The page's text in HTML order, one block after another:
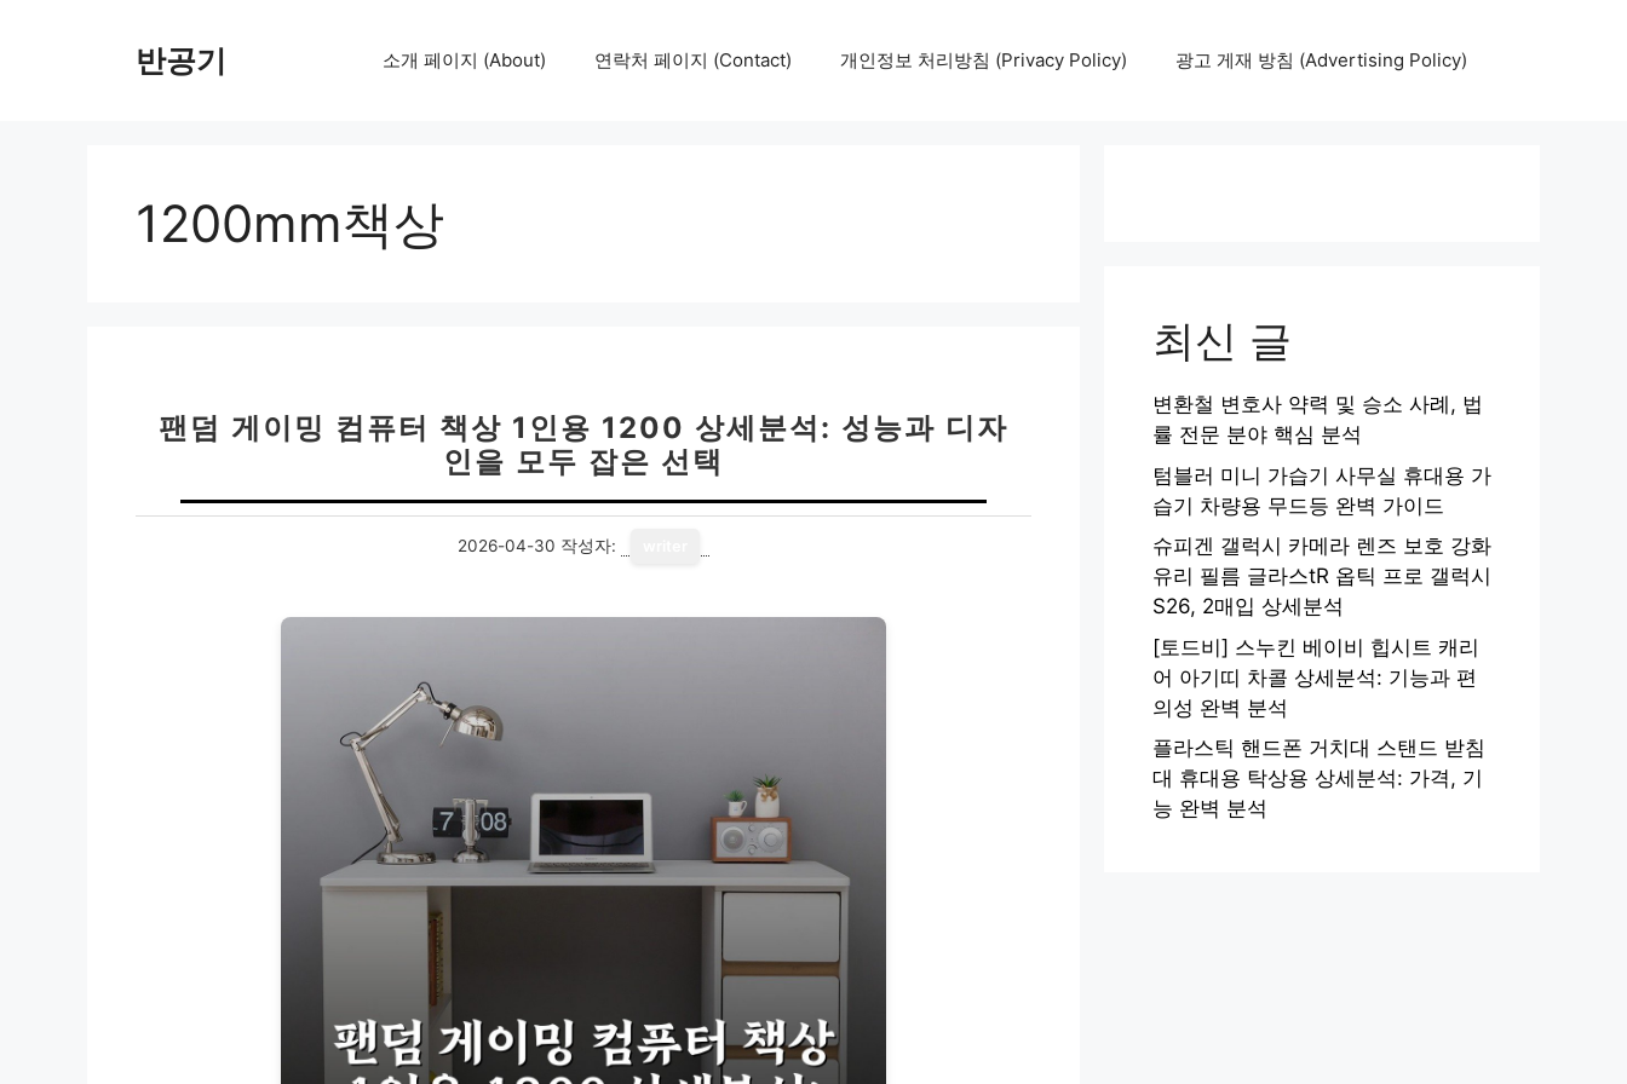
반공기 소개 페이지 (About) 연락처 페이지 (Contact) 개인정보 처리방침 (Privacy Policy) 광고 게재 방침 (Advertising Policy)
1200mm책상
팬덤 게이밍 컴퓨터 책상 1인용 1200 상세분석: 성능과 디자
인을 모두 잡은 선택
2026-04-30 작성자:
최신 글
변환철 변호사 약력 및 승소 사례, 법
률 전문 분야 핵심 분석
텀블러 미니 가습기 사무실 휴대용 가
습기 차량용 무드등 완벽 가이드
슈피겐 갤럭시 카메라 렌즈 보호 강화
유리 필름 글라스tR 옵틱 프로 갤럭시
S26, 2매입 상세분석
[토드비] 스누킨 베이비 힙시트 캐리
어 아기띠 차콜 상세분석: 기능과 편
의성 완벽 분석
플라스틱 핸드폰 거치대 스탠드 받침
대 휴대용 탁상용 상세분석: 가격, 기
능 완벽 분석